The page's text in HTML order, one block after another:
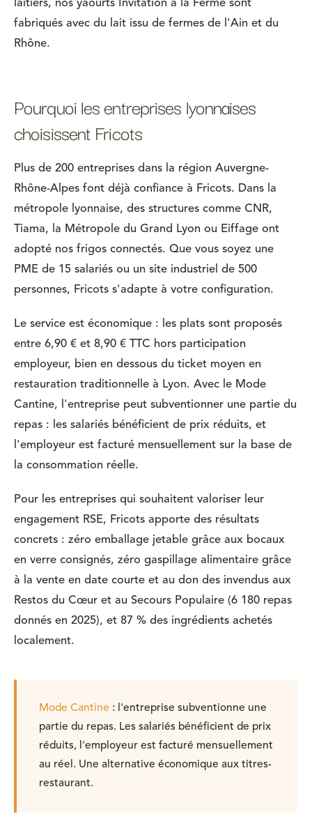
laitiers, nos yaourts Invitation à la Ferme sont
fabriqués avec du lait issu de fermes de l'Ain et du
Rhône.
Pourquoi les entreprises lyonnaises
choisissent Fricots
Plus de 200 entreprises dans la région Auvergne-
Rhône-Alpes font déjà confiance à Fricots. Dans la
métropole lyonnaise, des structures comme CNR,
Tiama, la Métropole du Grand Lyon ou Eiffage ont
adopté nos frigos connectés. Que vous soyez une
PME de 15 salariés ou un site industriel de 500
personnes, Fricots s'adapte à votre configuration.
Le service est économique : les plats sont proposés
entre 6,90 € et 8,90 € TTC hors participation
employeur, bien en dessous du ticket moyen en
restauration traditionnelle à Lyon. Avec le Mode
Cantine, l'entreprise peut subventionner une partie du
repas : les salariés bénéficient de prix réduits, et
l'employeur est facturé mensuellement sur la base de
la consommation réelle.
Pour les entreprises qui souhaitent valoriser leur
engagement RSE, Fricots apporte des résultats
concrets : zéro emballage jetable grâce aux bocaux
en verre consignés, zéro gaspillage alimentaire grâce
à la vente en date courte et au don des invendus aux
Restos du Cœur et au Secours Populaire (6 180 repas
donnés en 2025), et 87 % des ingrédients achetés
localement.
Mode Cantine : l'entreprise subventionne une
partie du repas. Les salariés bénéficient de prix
réduits, l'employeur est facturé mensuellement
au réel. Une alternative économique aux titres-
restaurant.